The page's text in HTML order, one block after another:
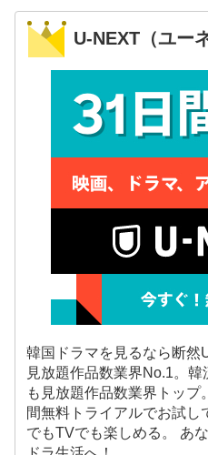
U-NEXT（ユー
韓国ドラマを見るなら断然
見放題作品数業界No.1。
も見放題作品数業界トップ
間無料トライアルでお試し
でもTVでも楽しめる。 あ